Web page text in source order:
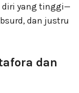
diri yang tinggi—
dan justru
dan